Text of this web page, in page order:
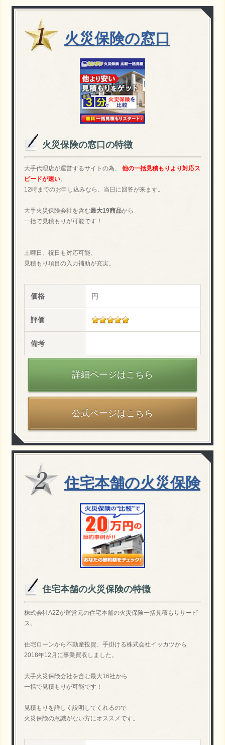
火災保険の窓口
火災保険の窓口の特徴
大手代理店が運営するサイトの為、 他の一括見積もりより対応ス
ピードが速い。
12時までのお申し込みなら、当日に回答が来ます。
大手火災保険会社を含む最大19商品から
一括で見積もりが可能です！
土曜日、祝日も対応可能、
見積もり項目の入力補助が充実。
価格 円
評価
備考
詳細ページはこちら
公式ページはこちら
住宅本舗の火災保険
住宅本舗の火災保険の特徴
株式会社A2Zが運営元の住宅本舗の火災保険一括見積もりサービ
ス。
住宅ローンから不動産投資、手掛ける株式会社イッカツから
2018年12月に事業買収しました。
大手火災保険会社を含む最大16社から
一括で見積もりが可能です！
見積もりを詳しく説明してくれるので
火災保険の意識がない方にオススメです。